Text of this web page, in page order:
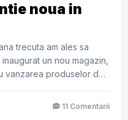
noua in
trecuta am ales sa
un nou magazin,
vanzarea produselor de
caselor de marcat
[…]
11 Comentarii